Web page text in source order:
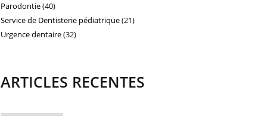
Parodontie(40)
Service de Dentisterie pédiatrique(21)
Urgence dentaire(32)
ARTICLES RECENTES